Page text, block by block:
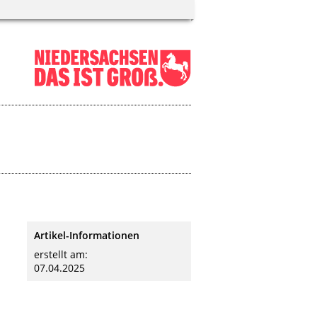
Artikel-Informationen
erstellt am:
07.04.2025